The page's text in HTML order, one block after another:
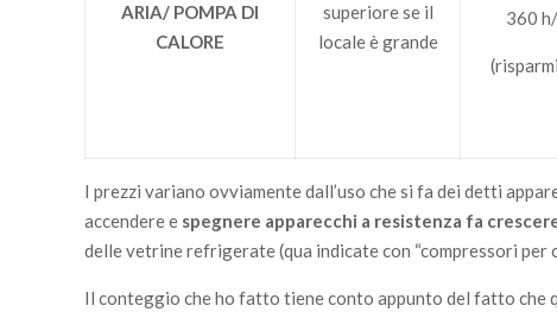
ARIA/ POMPA DI
CALORE
superiore se il
locale è grande
360
I prezzi variano ovviamente dall’uso che si fa dei detti
accendere e spegnere apparecchi a resistenza fa
delle vetrine refrigerate (qua indicate con “compressori per
Il conteggio che ho fatto tiene conto appunto del fatto che